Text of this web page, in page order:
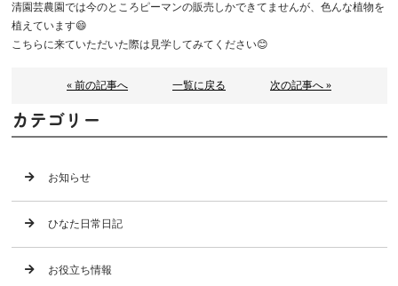
清園芸農園では今のところピーマンの販売しかできてませんが、色んな植物を
植えています😄
こちらに来ていただいた際は見学してみてください😊
« 前の記事へ 一覧に戻る 次の記事へ »
カテゴリー
お知らせ
ひなた日常日記
お役立ち情報